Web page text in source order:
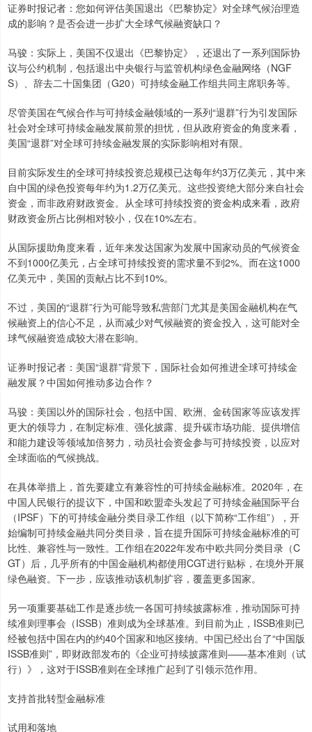
证券时报记者：您如何评估美国退出《巴黎协定》对全球气候治理造
成的影响？是否会进一步扩大全球气候融资缺口？
马骏：实际上，美国不仅退出《巴黎协定》，还退出了一系列国际协
议与公约机制，包括退出中央银行与监管机构绿色金融网络（NGF
S）、辞去二十国集团（G20）可持续金融工作组共同主席职务等。
尽管美国在气候合作与可持续金融领域的一系列“退群”行为引发国际
社会对全球可持续金融发展前景的担忧，但从政府资金的角度来看，
美国“退群”对全球可持续金融发展的实际影响相对有限。
目前实际发生的全球可持续投资总规模已达每年约3万亿美元，其中来
自中国的绿色投资每年约为1.2万亿美元。这些投资绝大部分来自社会
资金，而非政府财政资金。从全球可持续投资的资金构成来看，政府
财政资金所占比例相对较小，仅在10%左右。
从国际援助角度来看，近年来发达国家为发展中国家动员的气候资金
不到1000亿美元，占全球可持续投资的需求量不到2%。而在这1000
亿美元中，美国的贡献占比不到10%。
不过，美国的“退群”行为可能导致私营部门尤其是美国金融机构在气
候融资上的信心不足，从而减少对气候融资的资金投入，这可能对全
球气候融资造成较大潜在影响。
证券时报记者：美国“退群”背景下，国际社会如何推进全球可持续金
融发展？中国如何推动多边合作？
马骏：美国以外的国际社会，包括中国、欧洲、金砖国家等应该发挥
更大的领导力，在制定标准、强化披露、提升碳市场功能、提供增信
和能力建设等领域加倍努力，动员社会资金参与可持续投资，以应对
全球面临的气候挑战。
在具体举措上，首先要建立有兼容性的可持续金融标准。2020年，在
中国人民银行的提议下，中国和欧盟牵头发起了可持续金融国际平台
（IPSF）下的可持续金融分类目录工作组（以下简称“工作组”），开
始编制可持续金融共同分类目录，旨在提升国际可持续金融标准的可
比性、兼容性与一致性。工作组在2022年发布中欧共同分类目录（C
GT）后，几乎所有的中国金融机构都使用CGT进行贴标，在境外开展
绿色融资。下一步，应该推动该机制扩容，覆盖更多国家。
另一项重要基础工作是逐步统一各国可持续披露标准，推动国际可持
续准则理事会（ISSB）准则成为全球基准。到目前为止，ISSB准则已
经被包括中国在内的约40个国家和地区接纳。中国已经出台了“中国版
ISSB准则”，即财政部发布的《企业可持续披露准则——基本准则（试
行）》，这对于ISSB准则在全球推广起到了引领示范作用。
支持首批转型金融标准
试用和落地